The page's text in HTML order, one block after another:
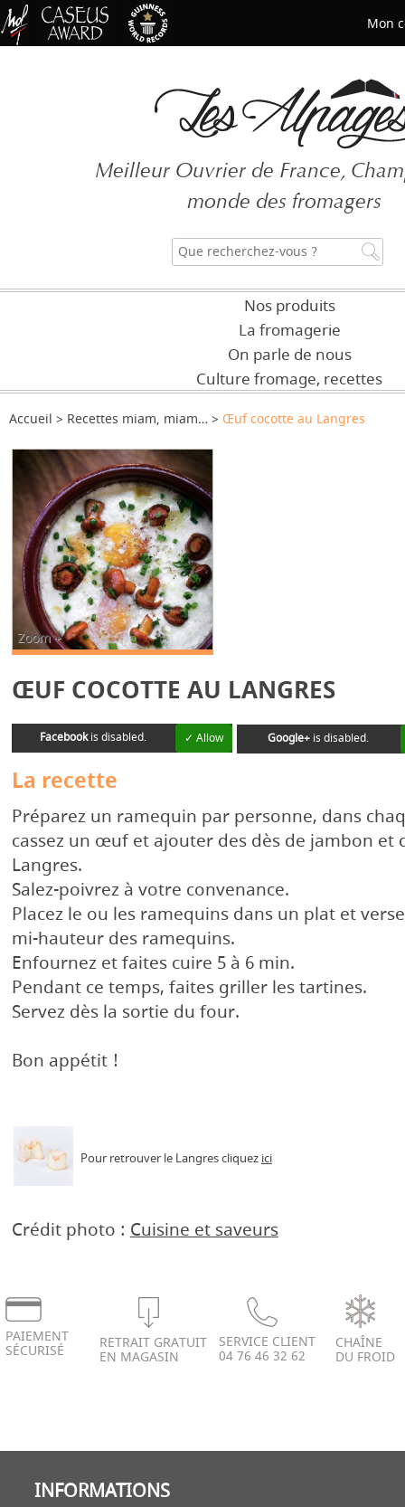
Meilleur Ouvrier de France,
monde des fromagers
Nos produits
La fromagerie
On parle de nous
Culture fromage, recettes
Accueil Recettes miam, miam… Œuf cocotte au Langres
Zoom +
ŒUF COCOTTE AU LANGRES
Facebookis disabled. ✓ Allow Google+ is disabled.
La recette
Préparez un ramequin par personne, dans
cassez un œuf et ajouter des dès de jambon et
Langres.
Salez-poivrez à votre convenance.
Placez le ou les ramequins dans un plat et
mi-hauteur des ramequins.
Enfournez et faites cuire 5 à 6 min.
Pendant ce temps, faites griller les tartines.
Servez dès la sortie du four.
Bon appétit !
Pour retrouver le Langres cliquez ici
Crédit photo :Cuisine et saveurs
PAIEMENT
SÉCURISÉ RETRAIT GRATUIT
EN MAGASIN
SERVICE CLIENT
04 76 46 32 62
CHAÎNE
DU FROID
Mon
Mot de passe oublié ?
CRÉER UN
INFORMATIONS